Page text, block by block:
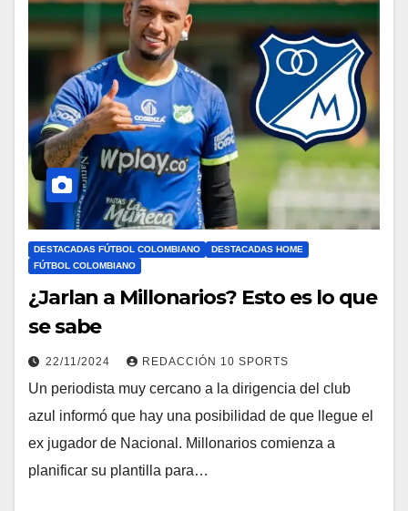
DESTACADAS FÚTBOL COLOMBIANO
DESTACADAS HOME
FÚTBOL COLOMBIANO
¿Jarlan a Millonarios? Esto es lo que
se sabe
22/11/2024 REDACCIÓN 10 SPORTS
Un periodista muy cercano a la dirigencia del club
azul informó que hay una posibilidad de que llegue el
ex jugador de Nacional. Millonarios comienza a
planificar su plantilla para…